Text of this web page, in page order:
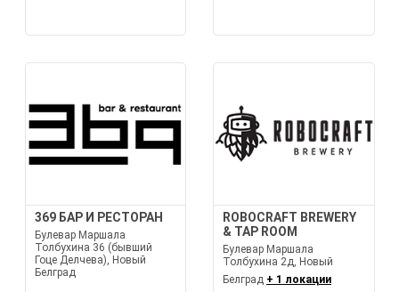
369 БАР И РЕСТОРАН
Булевар Маршала
Толбухина 36 (бывший
Гоце Делчева), Новый
Белград
ROBOCRAFT BREWERY
& TAP ROOM
Булевар Маршала
Толбухина 2д, Новый
Белград + 1 локации